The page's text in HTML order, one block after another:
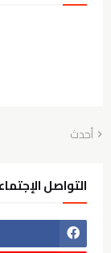
أحدث
التواصل